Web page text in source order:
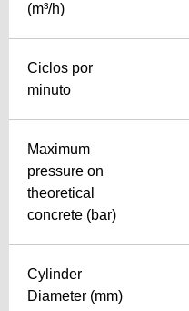
(m³/h)
Ciclos por
minuto
Maximum
pressure on
theoretical
concrete (bar)
Cylinder
Diameter (mm)